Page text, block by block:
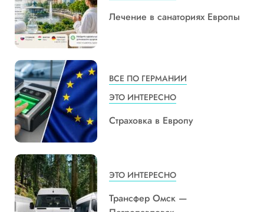
Лечение в санаториях Европы
ВСЕ ПО ГЕРМАНИИ
ЭТО ИНТЕРЕСНО
Страховка в Европу
ЭТО ИНТЕРЕСНО
Трансфер Омск —